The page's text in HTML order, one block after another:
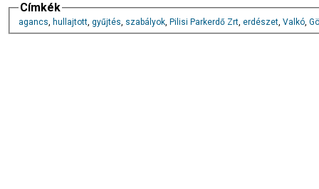
Címkék
agancs, hullajtott, gyűjtés, szabályok, Pilisi Parkerdő Zrt, erdészet, Valkó,